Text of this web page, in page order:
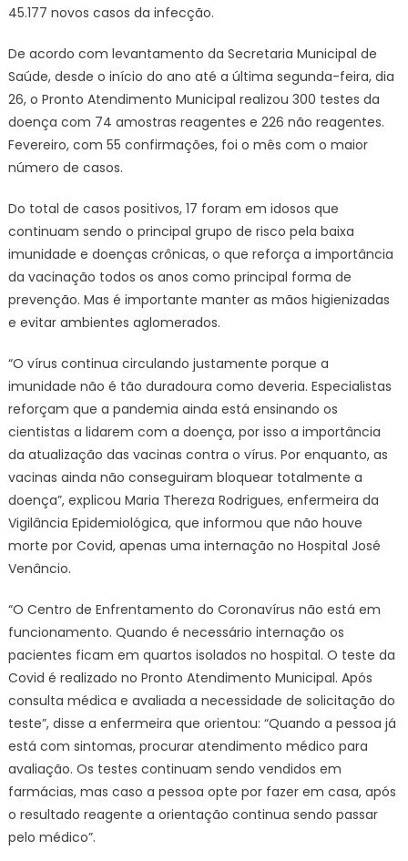
45.177 novos casos da infecção.
De acordo com levantamento da Secretaria Municipal de
Saúde, desde o início do ano até a última segunda-feira, dia
26, o Pronto Atendimento Municipal realizou 300 testes da
doença com 74 amostras reagentes e 226 não reagentes.
Fevereiro, com 55 confirmações, foi o mês com o maior
número de casos.
Do total de casos positivos, 17 foram em idosos que
continuam sendo o principal grupo de risco pela baixa
imunidade e doenças crônicas, o que reforça a importância
da vacinação todos os anos como principal forma de
prevenção. Mas é importante manter as mãos higienizadas
e evitar ambientes aglomerados.
“O vírus continua circulando justamente porque a
imunidade não é tão duradoura como deveria. Especialistas
reforçam que a pandemia ainda está ensinando os
cientistas a lidarem com a doença, por isso a importância
da atualização das vacinas contra o vírus. Por enquanto, as
vacinas ainda não conseguiram bloquear totalmente a
doença”, explicou Maria Thereza Rodrigues, enfermeira da
Vigilância Epidemiológica, que informou que não houve
morte por Covid, apenas uma internação no Hospital José
Venâncio.
“O Centro de Enfrentamento do Coronavírus não está em
funcionamento. Quando é necessário internação os
pacientes ficam em quartos isolados no hospital. O teste da
Covid é realizado no Pronto Atendimento Municipal. Após
consulta médica e avaliada a necessidade de solicitação do
teste”, disse a enfermeira que orientou: “Quando a pessoa já
está com sintomas, procurar atendimento médico para
avaliação. Os testes continuam sendo vendidos em
farmácias, mas caso a pessoa opte por fazer em casa, após
o resultado reagente a orientação continua sendo passar
pelo médico”.